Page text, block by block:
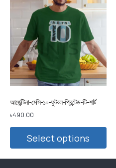
আর্জেন্টিনা-মেসি-১০-ফুটবল-প্রিন্টেড-টি-শার্ট
৳490.00
Select options